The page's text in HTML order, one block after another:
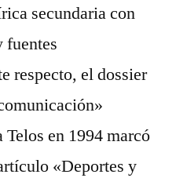
secundaria con
fuentes
respecto, el dossier
en 1994 marcó
«Deportes y